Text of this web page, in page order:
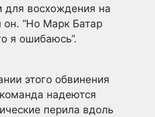
для восхождения на
он. “Но Марк Батар
я ошибаюсь”.
этого обвинения
надеются
перила вдоль